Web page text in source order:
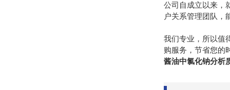
公司自成立以来，
户关系管理团队，
我们专业，所以值
购服务，节省您的
酱油中氯化钠分析